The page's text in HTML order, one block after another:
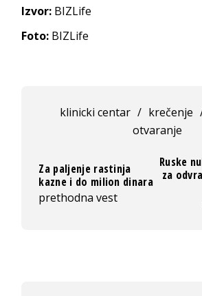
Izvor: BIZLife
Foto: BIZLife
klinicki centar / krečenje
otvaranje
Za paljenje rastinja
kazne i do milion dinara
prethodna vest
Ruske
za